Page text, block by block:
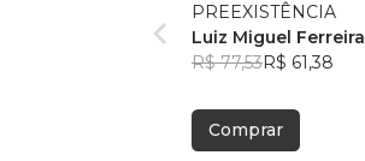
PREEXISTÊNCIA
Luiz Miguel Ferreira
R$ 77,53R$ 61,38
Comprar